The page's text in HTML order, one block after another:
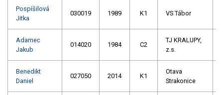
Pospíšilová
Jitka
030019 1989 K1 VS Tábor
Adamec
Jakub
014020 1984 C2
TJ KRALUPY,
z.s.
Benedikt
Daniel
027050 2014 K1
Otava
Strakonice